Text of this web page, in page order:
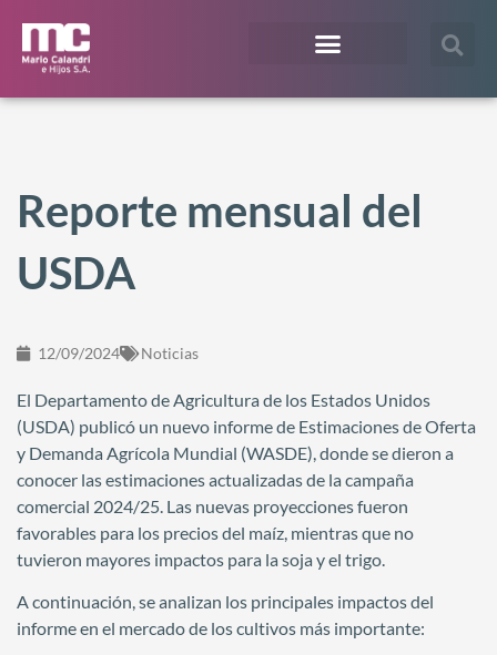
Reporte mensual del
USDA
12/09/2024 Noticias
El Departamento de Agricultura de los Estados Unidos
(USDA) publicó un nuevo informe de Estimaciones de Oferta
y Demanda Agrícola Mundial (WASDE), donde se dieron a
conocer las estimaciones actualizadas de la campaña
comercial 2024/25. Las nuevas proyecciones fueron
favorables para los precios del maíz, mientras que no
tuvieron mayores impactos para la soja y el trigo.
A continuación, se analizan los principales impactos del
informe en el mercado de los cultivos más importante: